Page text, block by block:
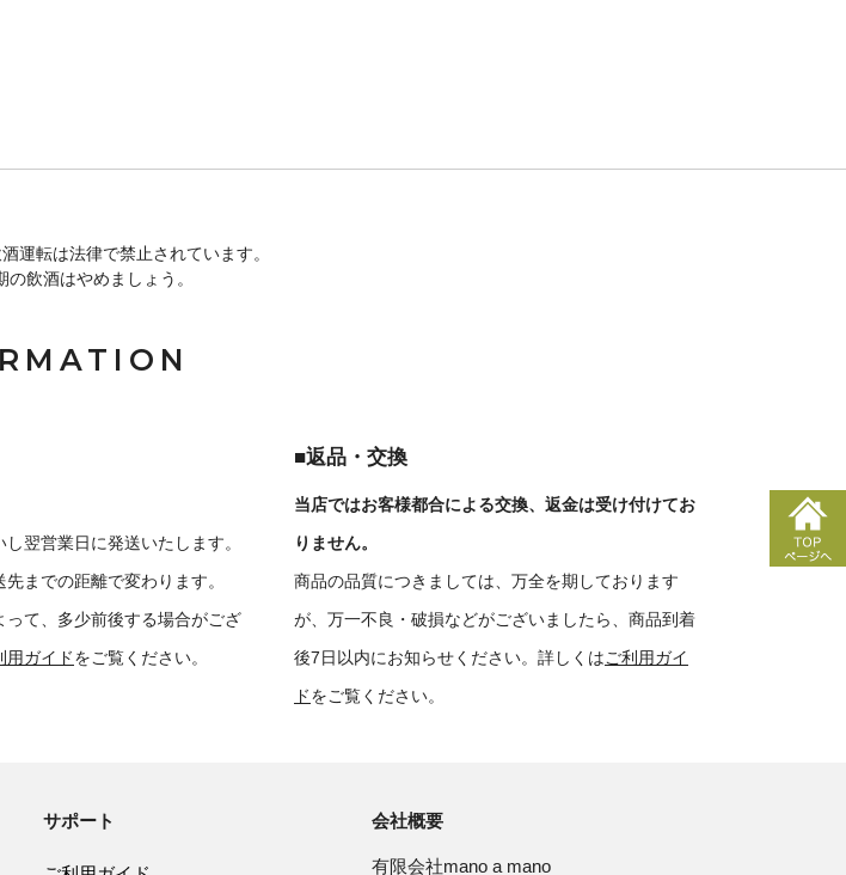
運転は法律で禁止されています。
の飲酒はやめましょう。
翌営業日に発送いたします。
までの距離で変わります。
って、多少前後する場合がござ
用ガイドをご覧ください。
■返品・交換
当店ではお客様都合による交換、返金は受け付けてお
りません。
商品の品質につきましては、万全を期しております
が、万一不良・破損などがございましたら、商品到着
後7日以内にお知らせください。詳しくはご利用ガイ
ドをご覧ください。
サポート 会社概要
有限会社mano a mano